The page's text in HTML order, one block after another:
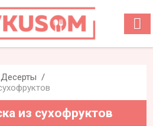
Десерты
из сухофруктов